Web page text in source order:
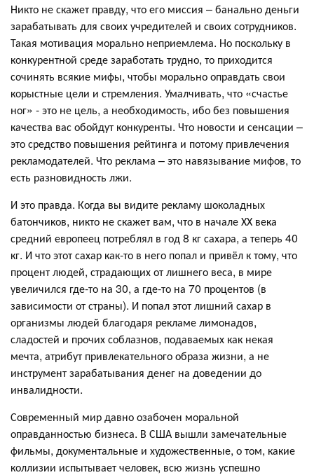
Никто не скажет правду, что его миссия – банально деньги
зарабатывать для своих учредителей и своих сотрудников.
Такая мотивация морально неприемлема. Но поскольку в
конкурентной среде заработать трудно, то приходится
сочинять всякие мифы, чтобы морально оправдать свои
корыстные цели и стремления. Умалчивать, что «счастье
ног» - это не цель, а необходимость, ибо без повышения
качества вас обойдут конкуренты. Что новости и сенсации –
это средство повышения рейтинга и потому привлечения
рекламодателей. Что реклама – это навязывание мифов, то
есть разновидность лжи.
И это правда. Когда вы видите рекламу шоколадных
батончиков, никто не скажет вам, что в начале ХХ века
средний европеец потреблял в год 8 кг сахара, а теперь 40
кг. И что этот сахар как-то в него попал и привёл к тому, что
процент людей, страдающих от лишнего веса, в мире
увеличился где-то на 30, а где-то на 70 процентов (в
зависимости от страны). И попал этот лишний сахар в
организмы людей благодаря рекламе лимонадов,
сладостей и прочих соблазнов, подаваемых как некая
мечта, атрибут привлекательного образа жизни, а не
инструмент зарабатывания денег на доведении до
инвалидности.
Современный мир давно озабочен моральной
оправданностью бизнеса. В США вышли замечательные
фильмы, документальные и художественные, о том, какие
коллизии испытывает человек, всю жизнь успешно